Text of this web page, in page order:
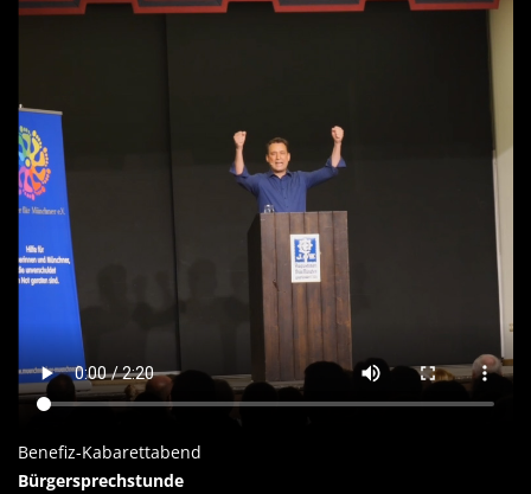
Benefiz-Kabarettabend
Bürgersprechstunde